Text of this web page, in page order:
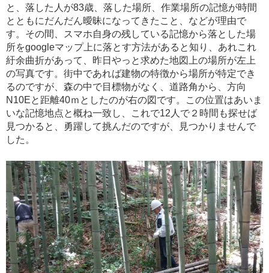
と、落した人が83歳、 落した場所、作業場所の記憶が時間
とともにだんだん曖昧になってきたこと、などが理由で
す。その間、スマホ自身の残している記憶から落とした場
所をgoogleマップ上に落とす方法があると知り、あれこれ
紆余曲折があって、昨日やっと求めた地図上の場所が左上
の写真です。街中であれば建物の特徴から場所が特定でき
るのですが、森の中で目標物がなく、道路角から、方向
N10Eと距離40ｍとしたのが右の図です。この位置はあいま
いな記憶地点と概ね一致し、これで12人で２時間も探せば
見つかると、勇躍して挑んだのですが、見つかりませんで
した。